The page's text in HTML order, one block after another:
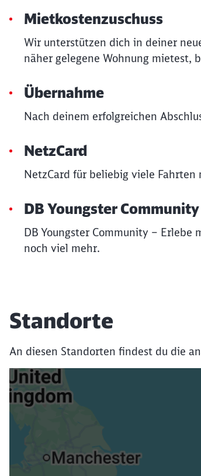
Mietkostenzuschuss
Wir unterstützen dich in deiner
näher gelegene Wohnung mietest,
Übernahme
Nach deinem erfolgreichen
NetzCard
NetzCard für beliebig viele
DB Youngster Community
DB Youngster Community – Erlebe
noch viel mehr.
Standorte
An diesen Standorten findest du die